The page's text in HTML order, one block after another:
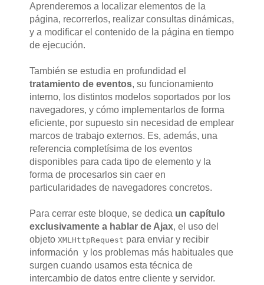
Aprenderemos a localizar elementos de la
página, recorrerlos, realizar consultas dinámicas,
y a modificar el contenido de la página en tiempo
de ejecución.
También se estudia en profundidad el
tratamiento de eventos, su funcionamiento
interno, los distintos modelos soportados por los
navegadores, y cómo implementarlos de forma
eficiente, por supuesto sin necesidad de emplear
marcos de trabajo externos. Es, además, una
referencia completísima de los eventos
disponibles para cada tipo de elemento y la
forma de procesarlos sin caer en
particularidades de navegadores concretos.
Para cerrar este bloque, se dedica un capítulo
exclusivamente a hablar de Ajax, el uso del
objeto XMLHttpRequest para enviar y recibir
información y los problemas más habituales que
surgen cuando usamos esta técnica de
intercambio de datos entre cliente y servidor.